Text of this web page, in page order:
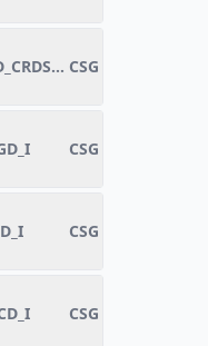
CSG non
CSG déductible
CSG déductible
CSG déductible